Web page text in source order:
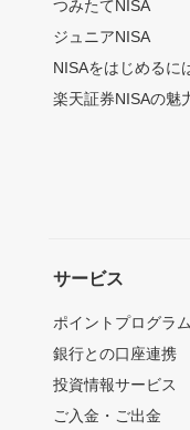
つみたてNISA
ジュニアNISA
NISAをはじめるに
楽天証券NISAの魅
サービス
ポイントプログラム
銀行との口座連携
投資情報サービス
ご入金・ご出金